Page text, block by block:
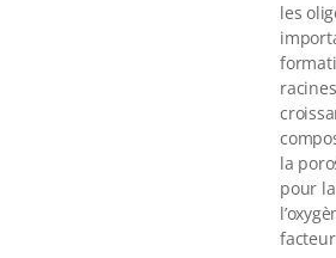
Voir tout
TRAITEMENT DE
Spécial bassin
Additifs
Engrais
Voir tout
BONNES AFFAIRES
Voir tout
les
la
pour